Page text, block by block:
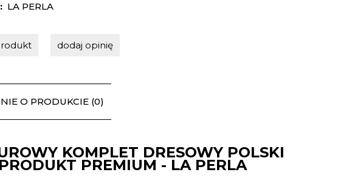
LA PERLA
dodaj opinię
O PRODUKCIE (0)
KOMPLET DRESOWY POLSKI
PRODUKT PREMIUM - LA PERLA